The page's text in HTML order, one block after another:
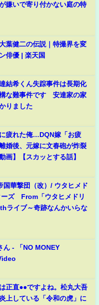
嫌いで寄り付かない庭の特
葉健二の伝説｜特撮界を変
俳優 | 楽天国
結希くん失踪事件は長期化
な難事件です 安達家の家
りました
に疲れた俺…DQN嫁「お疲
婚後、元嫁に文春砲が炸裂
画】【スカッとする話】
国華撃団（改）/ ウタヒメド
ーズ From「ウタヒメドリ
ライブ～奇跡なんかいらな
ん - 「NO MONEY
正直●●ですよね。松丸大吾
上している「令和の虎」に